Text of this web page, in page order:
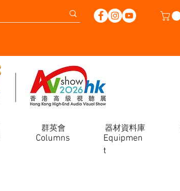
群英會 器材資料庫
Equipmen
t
Columns